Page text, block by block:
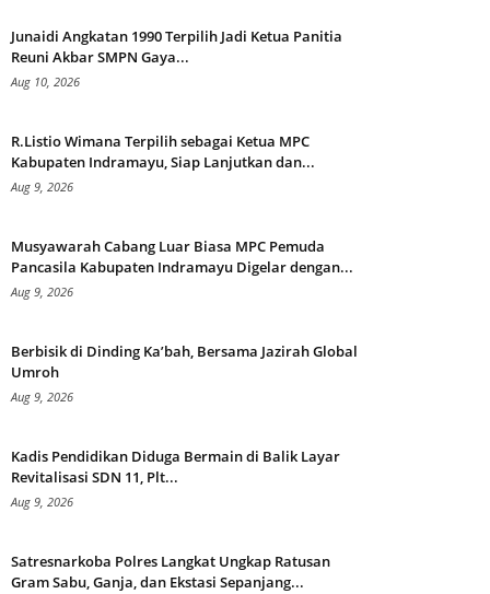
Junaidi Angkatan 1990 Terpilih Jadi Ketua Panitia
Reuni Akbar SMPN Gaya...
Aug 10, 2026
R.Listio Wimana Terpilih sebagai Ketua MPC
Kabupaten Indramayu, Siap Lanjutkan dan...
Aug 9, 2026
Musyawarah Cabang Luar Biasa MPC Pemuda
Pancasila Kabupaten Indramayu Digelar dengan...
Aug 9, 2026
Berbisik di Dinding Ka’bah, Bersama Jazirah Global
Umroh
Aug 9, 2026
Kadis Pendidikan Diduga Bermain di Balik Layar
Revitalisasi SDN 11, Plt...
Aug 9, 2026
Satresnarkoba Polres Langkat Ungkap Ratusan
Gram Sabu, Ganja, dan Ekstasi Sepanjang...